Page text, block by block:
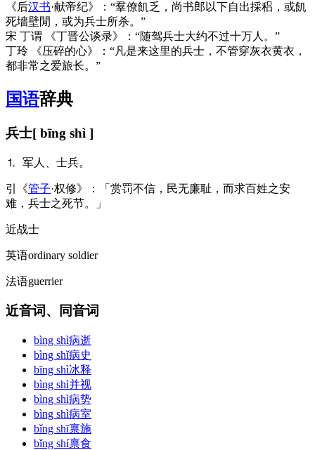
《后汉书·献帝纪》：“羣僚飢乏，尚书郎以下自出採稆，或飢
死墻壁閒，或为兵士所杀。”
宋 丁谓 《丁晋公谈录》：“随驾兵士大约不过十万人。”
丁玲 《压碎的心》：“凡是来这里的兵士，不管穿灰衣黄衣，
都非常之爱旅长。”
国语辞典
兵士[ bīng shì ]
⒈ 军人、士兵。
引 《管子·权修》：「赏罚不信，民无廉耻，而求百姓之安
难，兵士之死节。」
近战士
英语ordinary soldier
法语guerrier
近音词、同音词
bìng shì病逝
bìng shǐ病史
bīng shì冰释
bìng shì并视
bìng shì病势
bìng shì病室
bǐng shī禀施
bǐng shí禀食